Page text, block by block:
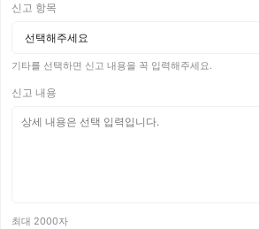
신고 항목
기타를 선택하면 신고 내용을 꼭 입력해주세요.
신고 내용
최대 2000자